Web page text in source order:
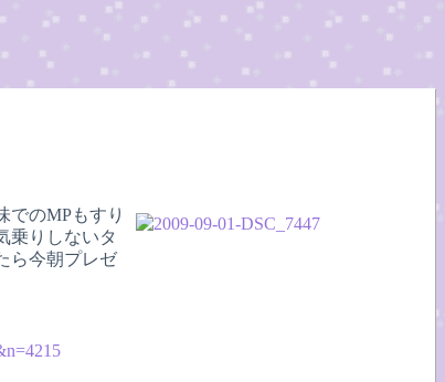
でのMPもすり
乗りしないタ
ら今朝プレゼ